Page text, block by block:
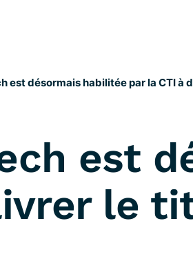
est désormais habilitée par la CTI à
est
le